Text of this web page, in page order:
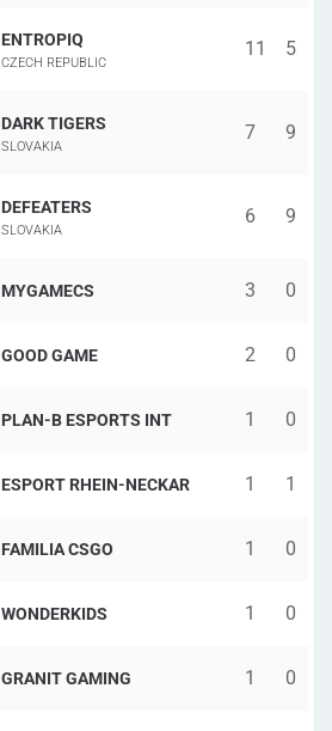
ENTROPIQ
CZECH REPUBLIC
11 5
DARK TIGERS
SLOVAKIA
7 9
DEFEATERS
SLOVAKIA
6 9
MYGAMECS 3 0
GOOD GAME 2 0
PLAN-B ESPORTS INT 1 0
ESPORT RHEIN-NECKAR 1 1
FAMILIA CSGO 1 0
WONDERKIDS 1 0
GRANIT GAMING 1 0